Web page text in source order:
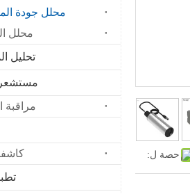
محلل جودة
محلل
تحليل
مراقبة
حصة ل: